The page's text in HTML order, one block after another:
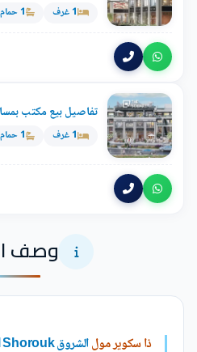
1 غرف 1 حمام
تفاصيل بيع مكتب بمساحة 56 متر في ذا
1 غرف 1 حمام
وصف
ذا سكوير مولالشروق The Square Mall El Shorouk